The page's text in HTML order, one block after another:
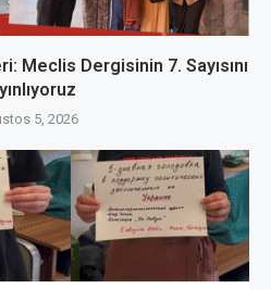
Meclis Dergisinin 7. Sayısını
5, 2026